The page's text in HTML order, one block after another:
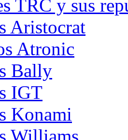
TRC y sus
Aristocrat
Atronic
Bally
IGT
Konami